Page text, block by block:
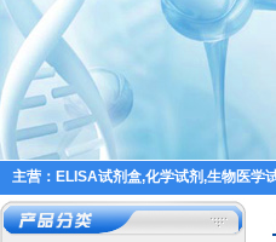
主营：ELISA试剂盒,化学试剂,生物医学